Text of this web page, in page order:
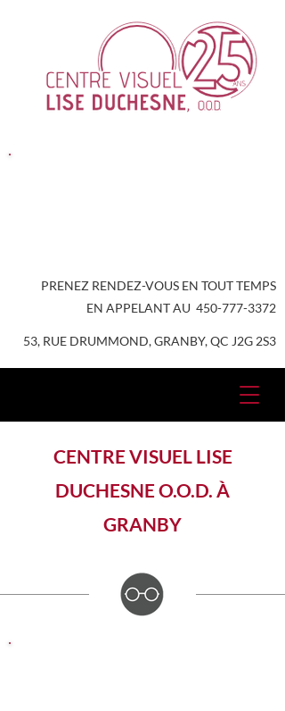
PRENEZ RENDEZ-VOUS EN TOUT TEMPS
EN APPELANT AU 450-777-3372
53, RUE DRUMMOND, GRANBY, QC J2G 2S3
CENTRE VISUEL LISE
DUCHESNE O.O.D. À
GRANBY